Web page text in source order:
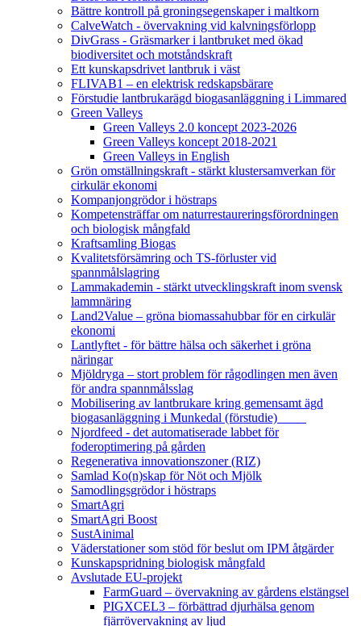
Bättre kontroll på groningsegenskaper i maltkorn
CalveWatch - övervakning vid kalvningsförlopp
DivGrass - Gräsmarker i lantbruket med ökad
biodiversitet och motståndskraft
Ett kunskapsdrivet lantbruk i väst
FLIVAB1 – en elektrisk redskapsbärare
Förstudie lantbrukarägd biogasanläggning i Limmared
Green Valleys
Green Valleys 2.0 koncept 2023-2026
Green Valleys koncept 2018-2021
Green Valleys in English
Grön omställningskraft - stärkt klustersamverkan för
cirkulär ekonomi
Kompanjongrödor i höstraps
Kompetensträffar om naturrestaureringsförordningen
och biologisk mångfald
Kraftsamling Biogas
Kvalitetsförsämring och TS-förluster vid
spannmålslagring
Lammakademin - stärkt utvecklingskraft inom svensk
lammnäring
Land2Value – gröna biomassahubbar för en cirkulär
ekonomi
Lantlyftet - för bättre hälsa och säkerhet i gröna
näringar
Mjöldryga – stort problem för rågodlingen men även
för andra spannmålsslag
Mobilisering av lantbrukare kring gemensamt ägd
biogasanläggning i Munkedal (förstudie)
Njordfeed - det automatiserade labbet för
foderoptimering på gården
Regenerativa innovationszoner (RIZ)
Samlad Ko(n)skap för Nöt och Mjölk
Samodlingsgrödor i höstraps
SmartAgri
SmartAgri Boost
SustAinimal
Väderstationer som stöd för beslut om IPM åtgärder
Kunskapspridning biologisk mångfald
Avslutade EU-projekt
FarmGuard – övervakning av gårdens elstängsel
PIGXCEL3 – förbättrad djurhälsa genom
fjärrövervakning av ljud